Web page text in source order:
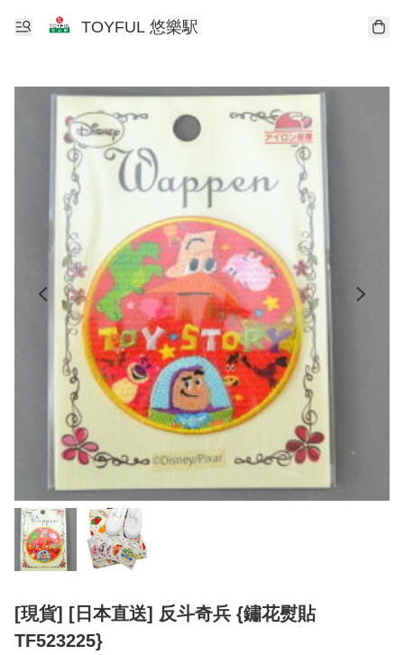
TOYFUL 悠樂駅
[現貨] [日本直送] 反斗奇兵 {鏽花熨貼
TF523225}